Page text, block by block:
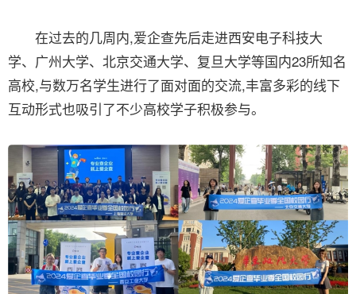
在过去的几周内,爱企查先后走进西安电子科技大
学、广州大学、北京交通大学、复旦大学等国内23所知名
高校,与数万名学生进行了面对面的交流,丰富多彩的线下
互动形式也吸引了不少高校学子积极参与。